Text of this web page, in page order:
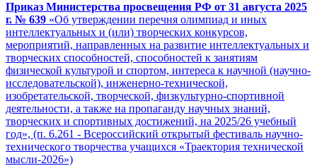
Приказ Министерства просвещения РФ от 31 августа 2025
г. № 639 «Об утверждении перечня олимпиад и иных
интеллектуальных и (или) творческих конкурсов,
мероприятий, направленных на развитие интеллектуальных и
творческих способностей, способностей к занятиям
физической культурой и спортом, интереса к научной (научно-
исследовательской), инженерно-технической,
изобретательской, творческой, физкультурно-спортивной
деятельности, а также на пропаганду научных знаний,
творческих и спортивных достижений, на 2025/26 учебный
год», (п. 6.261 - Всероссийский открытый фестиваль научно-
технического творчества учащихся «Траектория технической
мысли-2026»)